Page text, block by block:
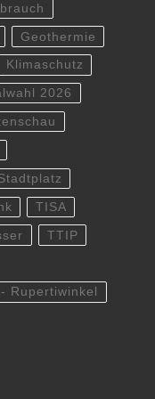
Geothermie
Klimaschutz
2026
TISA
TTIP
Rupertiwinkel